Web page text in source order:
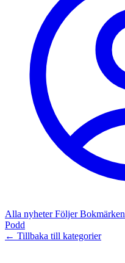
Alla nyheterFöljerBokmärken
Podd
← Tillbaka till kategorier